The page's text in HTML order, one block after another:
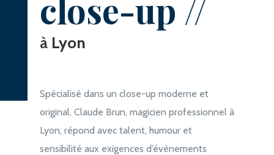
close-up //
à Lyon
Spécialisé dans un close-up moderne et
original, Claude Brun, magicien professionnel à
Lyon, répond avec talent, humour et
sensibilité aux exigences d’évènements